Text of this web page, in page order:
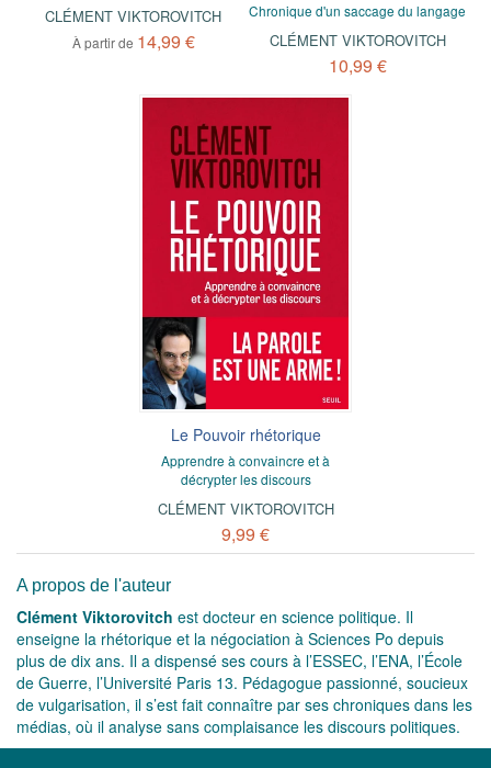
CLÉMENT VIKTOROVITCH
À partir de 14,99 €
Chronique d'un saccage du langage
CLÉMENT VIKTOROVITCH
10,99 €
Le Pouvoir rhétorique
Apprendre à convaincre et à
décrypter les discours
CLÉMENT VIKTOROVITCH
9,99 €
A propos de l'auteur
Clément Viktorovitch est docteur en science politique. Il
enseigne la rhétorique et la négociation à Sciences Po depuis
plus de dix ans. Il a dispensé ses cours à l’ESSEC, l’ENA, l’École
de Guerre, l’Université Paris 13. Pédagogue passionné, soucieux
de vulgarisation, il s’est fait connaître par ses chroniques dans les
médias, où il analyse sans complaisance les discours politiques.